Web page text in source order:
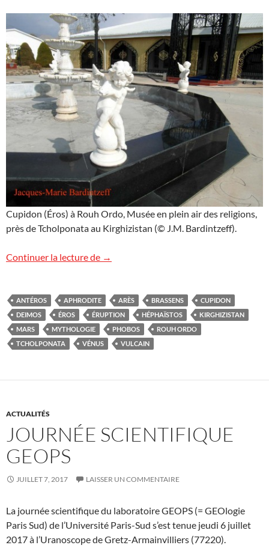
Cupidon (Éros) à Rouh Ordo, Musée en plein air des religions,
près de Tcholponata au Kirghizistan (© J.M. Bardintzeff).
Continuer la lecture de « Il est des jours où Cupidon… »
→
ANTÉROS APHRODITE ARÈS BRASSENS
CUPIDON
DEIMOS
ÉROS ÉRUPTION HÉPHAÏSTOS
KIRGHIZISTAN
MARS
MYTHOLOGIE PHOBOS
ROUH ORDO
TCHOLPONATA
VÉNUS VULCAIN
ACTUALITÉS
JOURNÉE SCIENTIFIQUE
GEOPS
JUILLET 7, 2017 LAISSER UN COMMENTAIRE
La journée scientifique du laboratoire GEOPS (= GEOlogie
Paris Sud) de l’Université Paris-Sud s’est tenue jeudi 6 juillet
2017 à l’Uranoscope de Gretz-Armainvilliers (77220).